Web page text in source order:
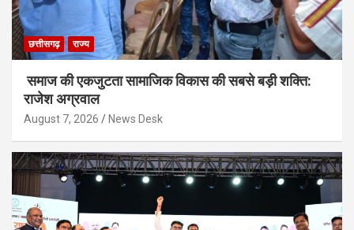
छत्तीसगढ़ राज्य
समाज की एकजुटता सामाजिक विकास की सबसे बड़ी शक्ति:
राजेश अग्रवाल
August 7, 2026 News Desk